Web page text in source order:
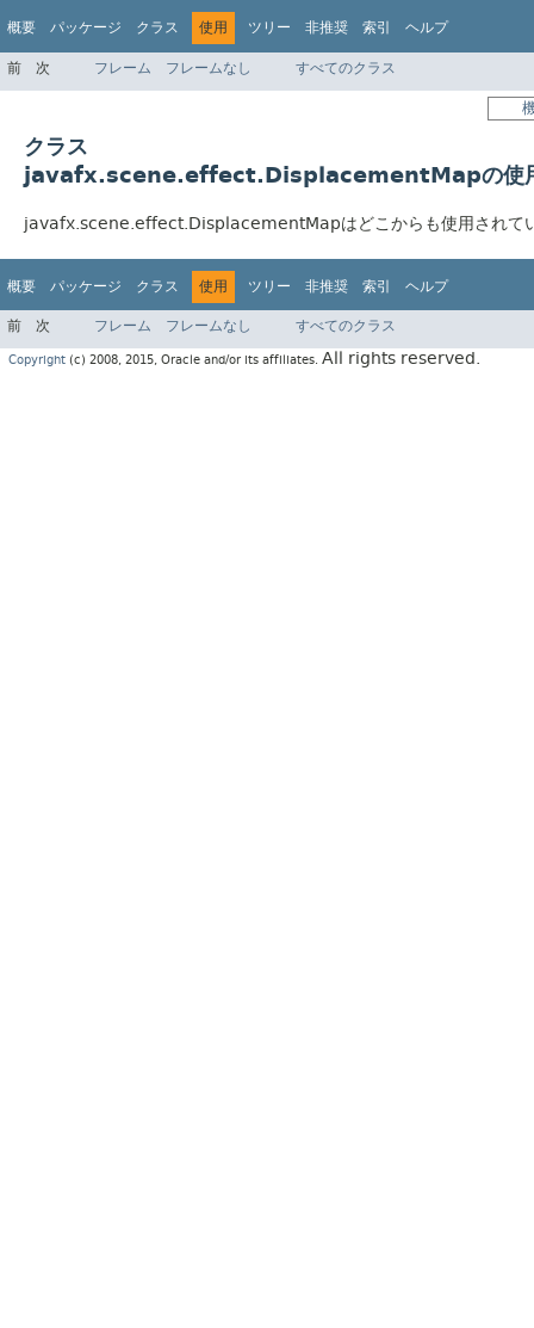
概要 パッケージ クラス 使用 ツリー 非推奨 索引 ヘルプ
前 次 フレーム フレームなし すべてのクラス
クラス
javafx.scene.effect.DisplacementMapの使
javafx.scene.effect.DisplacementMapはどこからも使用されて
概要 パッケージ クラス 使用 ツリー 非推奨 索引 ヘルプ
前 次 フレーム フレームなし すべてのクラス
Copyright (c) 2008, 2015, Oracle and/or its affiliates. All rights reserved.